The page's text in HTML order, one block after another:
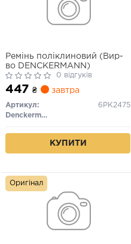
Ремінь поліклиновий (Вир-
во DENCKERMANN)
0 відгуків
447 ₴ завтра
Артикул:
6PK2475
Denckermann
КУПИТИ
Оригінал